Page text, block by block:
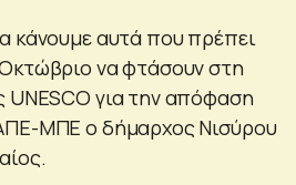
κάνουμε αυτά που πρέπει
να φτάσουν στη
UNESCO για την απόφαση
ΜΠΕ ο δήμαρχος Νισύρου